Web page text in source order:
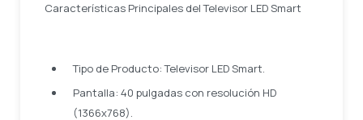
Características Principales del Televisor LED Smart
Tipo de Producto: Televisor LED Smart.
Pantalla: 40 pulgadas con resolución HD
(1366x768).